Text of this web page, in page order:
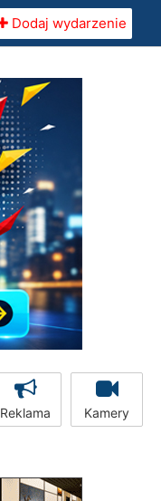
Dodaj wydarzenie
Reklama Kamery